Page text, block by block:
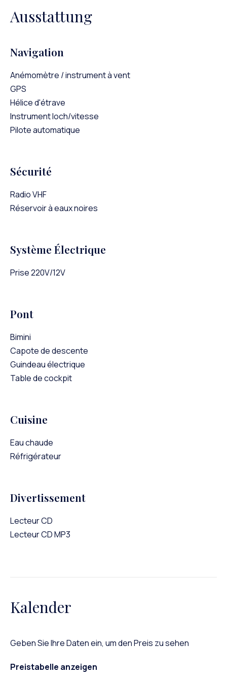
Ausstattung
Navigation
Anémomètre / instrument à vent
GPS
Hélice d'étrave
Instrument loch/vitesse
Pilote automatique
Sécurité
Radio VHF
Réservoir à eaux noires
Système Électrique
Prise 220V/12V
Pont
Bimini
Capote de descente
Guindeau électrique
Table de cockpit
Cuisine
Eau chaude
Réfrigérateur
Divertissement
Lecteur CD
Lecteur CD MP3
Kalender
Geben Sie Ihre Daten ein, um den Preis zu sehen
Preistabelle anzeigen